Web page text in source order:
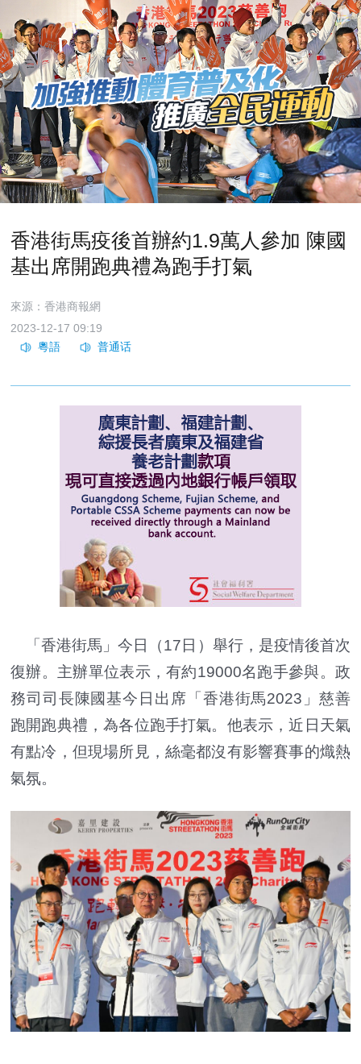
香港街馬疫後首辦約1.9萬人參加 陳國
基出席開跑典禮為跑手打氣
來源：香港商報網
2023-12-17 09:19
「香港街馬」今日（17日）舉行，是疫情後首次
復辦。主辦單位表示，有約19000名跑手參與。政
務司司長陳國基今日出席「香港街馬2023」慈善
跑開跑典禮，為各位跑手打氣。他表示，近日天氣
有點冷，但現場所見，絲毫都沒有影響賽事的熾熱
氣氛。